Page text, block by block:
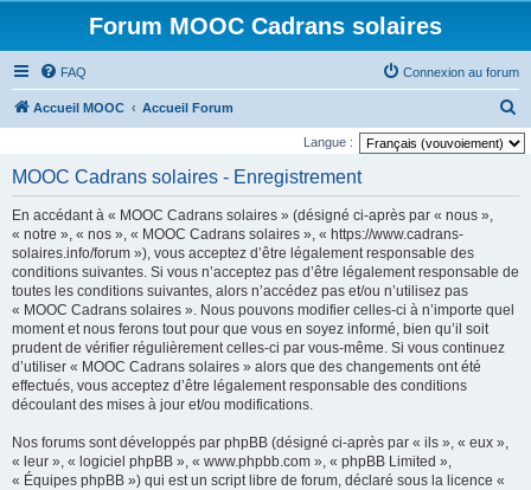
Forum MOOC Cadrans solaires
FAQ Connexion au forum
Accueil MOOC Accueil Forum
e
Langue :
MOOC Cadrans solaires - Enregistrement
En accédant à « MOOC Cadrans solaires » (désigné ci-après par « nous »,
« notre », « nos », « MOOC Cadrans solaires », « https://www.cadrans-
solaires.info/forum »), vous acceptez d’être légalement responsable des
conditions suivantes. Si vous n’acceptez pas d’être légalement responsable de
toutes les conditions suivantes, alors n’accédez pas et/ou n’utilisez pas
« MOOC Cadrans solaires ». Nous pouvons modifier celles-ci à n’importe quel
moment et nous ferons tout pour que vous en soyez informé, bien qu’il soit
prudent de vérifier régulièrement celles-ci par vous-même. Si vous continuez
d’utiliser « MOOC Cadrans solaires » alors que des changements ont été
effectués, vous acceptez d’être légalement responsable des conditions
découlant des mises à jour et/ou modifications.
Nos forums sont développés par phpBB (désigné ci-après par « ils », « eux »,
« leur », « logiciel phpBB », « www.phpbb.com », « phpBB Limited »,
« Équipes phpBB ») qui est un script libre de forum, déclaré sous la licence «